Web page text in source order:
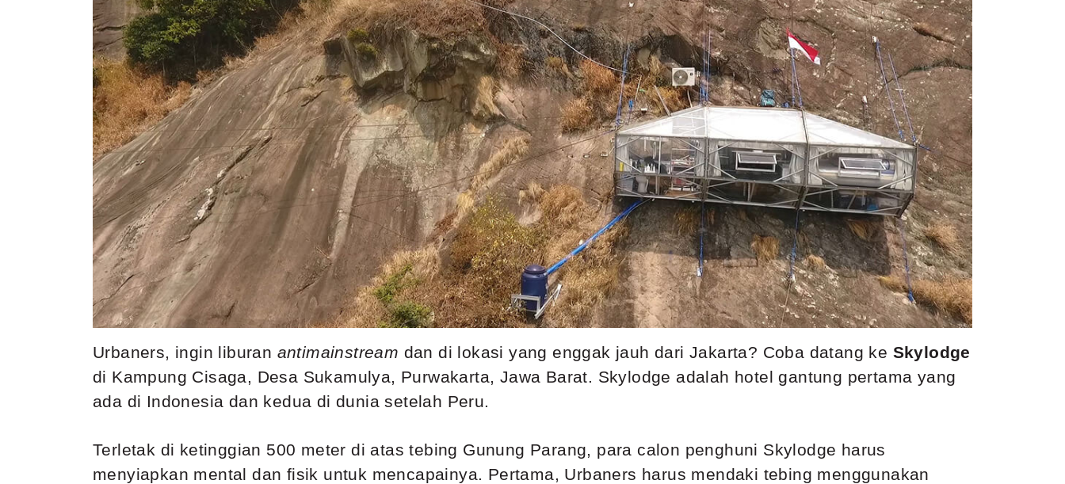
Urbaners, ingin liburan antimainstream dan di lokasi yang enggak jauh dari Jakarta? Coba datang ke Skylodge
di Kampung Cisaga, Desa Sukamulya, Purwakarta, Jawa Barat. Skylodge adalah hotel gantung pertama yang
ada di Indonesia dan kedua di dunia setelah Peru.
Terletak di ketinggian 500 meter di atas tebing Gunung Parang, para calon penghuni Skylodge harus
menyiapkan mental dan fisik untuk mencapainya. Pertama, Urbaners harus mendaki tebing menggunakan